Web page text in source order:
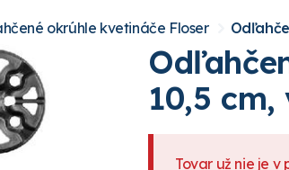
okrúhle kvetináče Floser
10,5
Tovar už nie je v